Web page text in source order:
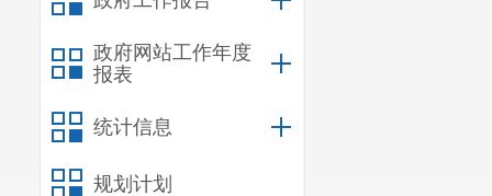
政府网站工作年度
报表
统计信息
规划计划